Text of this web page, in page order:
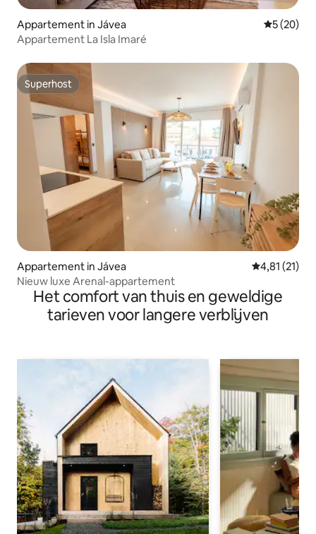
Appartement in Jávea
5 (20)
Appartement La Isla Imaré
Superhost
Superhost
Appartement in Jávea Gemiddelde
4,81 (21)
Nieuw luxe Arenal-appartement
Het comfort van thuis en geweldige
tarieven voor langere verblijven